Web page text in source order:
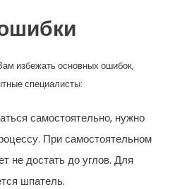
избежать основных ошибок,
специалисты:
самостоятельно, нужно
При самостоятельном
не достать до углов. Для
шпатель.